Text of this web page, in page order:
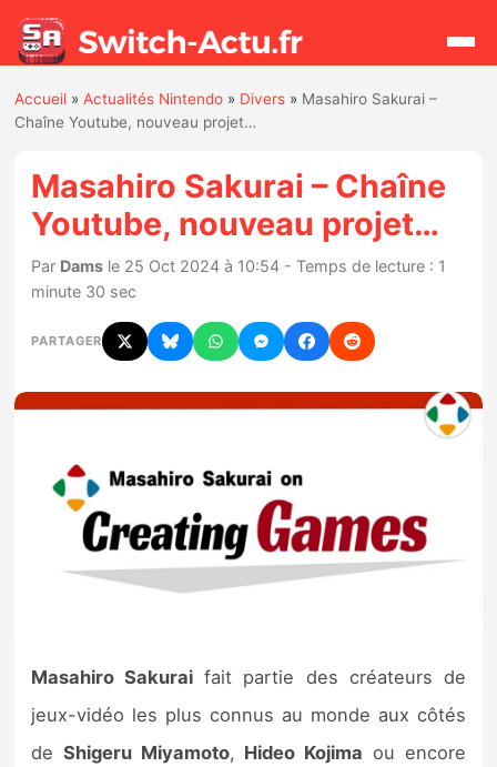
Actualités
Jeux
Hardware
Rumeurs
Nintendo Direct
Tests de jeux
Tests d’accessoires
Accueil »Actualités Nintendo » Divers » Masahiro Sakurai –
Chaîne Youtube, nouveau projet…
Masahiro Sakurai – Chaîne
Youtube, nouveau projet…
Par Dams le 25 Oct 2024 à 10:54 - Temps de lecture : 1
minute 30 sec
PARTAGER
Masahiro Sakurai fait partie des créateurs de
jeux-vidéo les plus connus au monde aux côtés
de Shigeru Miyamoto, Hideo Kojima ou encore